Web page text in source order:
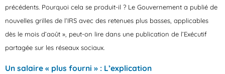
précédents. Pourquoi cela se produit-il ? Le Gouvernement a publié de
nouvelles grilles de l’IRS avec des retenues plus basses, applicables
dès le mois d’août », peut-on lire dans une publication de l’Exécutif
partagée sur les réseaux sociaux.
Un salaire « plus fourni » : L’explication